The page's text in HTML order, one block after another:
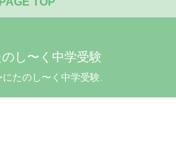
し〜く中学受験
たのし〜く中学受験.